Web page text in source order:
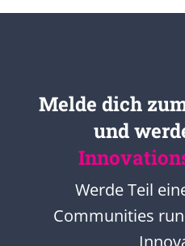
Melde dich
und
Werde Teil
Communities